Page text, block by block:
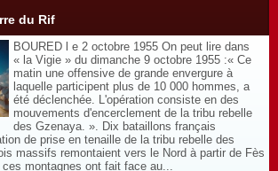
du Rif
BOURED l e 2 octobre 1955 On peut lire dans
« la Vigie » du dimanche 9 octobre 1955 :« Ce
matin une offensive de grande envergure à
laquelle participent plus de 10 000 hommes, a
été déclenchée. L'opération consiste en des
mouvements d'encerclement de la tribu rebelle
des Gzenaya. ». Dix bataillons français
de prise en tenaille de la tribu rebelle des
massifs remontaient vers le Nord à partir de Fès
montagnes ont fait face au...